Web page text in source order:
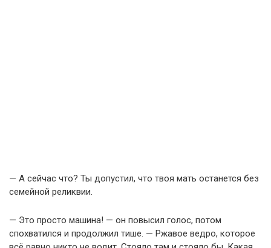
— А сейчас что? Ты допустил, что твоя мать останется без
семейной реликвии.
— Это просто машина! — он повысил голос, потом
спохватился и продолжил тише. — Ржавое ведро, которое